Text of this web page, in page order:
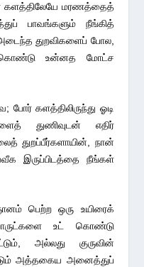
களத்திலேயே மரணத்தைத்
பாவங்களும் நீங்கித்
துறவிகளைப் போல,
கொண்டு உன்னத மோட்ச
களத்திலிருந்து ஓடி
துணிவுடன் எதிர்
துறப்பீர்களாயின், நான்
இருப்பிடத்தை நீங்கள்
பெற்ற ஒரு உயிரைக்
உட் கொண்டு
அல்லது குருவின்
அத்தகைய அனைத்துப்